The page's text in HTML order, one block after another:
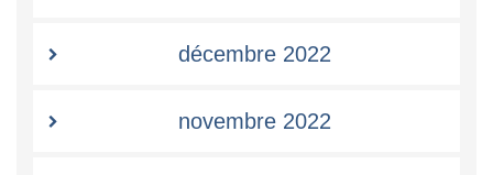
décembre 2022
novembre 2022